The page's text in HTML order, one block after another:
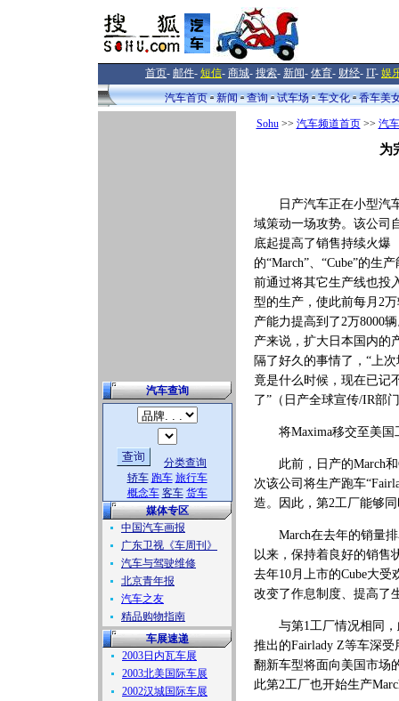
首页- 邮件- 短信- 商城- 搜索- 新闻- 体育- 财经- IT- 娱
汽车首页
新闻 查询 试车场 车文化 香车美
汽车查询
分类查询
轿车 跑车 旅行车
概念车 客车 货车
媒体专区
中国汽车画报
广东卫视《车周刊》
汽车与驾驶维修
北京青年报
汽车之友
精品购物指南
车展速递
2003日内瓦车展
2003北美国际车展
2002汉城国际车展
Sohu>> 汽车频道首页>> 汽
为
日产汽车正在小型汽
域策动一场攻势。该公司
底起提高了销售持续火爆
的“March”、“Cube”的生
前通过将其它生产线也投
型的生产，使此前每月2
产能力提高到了2万8000
产来说，扩大日本国内的
隔了好久的事情了，“上
竟是什么时候，现在已记
了”（日产全球宣传/IR部
将Maxima移交至美国
此前，日产的March和
次该公司将生产跑车
造。因此，第2工厂能够
March在去年的销量排
以来，保持着良好的销售
去年10月上市的Cube大
改变了作息制度、提高了
与第1工厂情况相同，
推出的Fairlady Z等车深
翻新车型将面向美国市场
此第2工厂也开始生产